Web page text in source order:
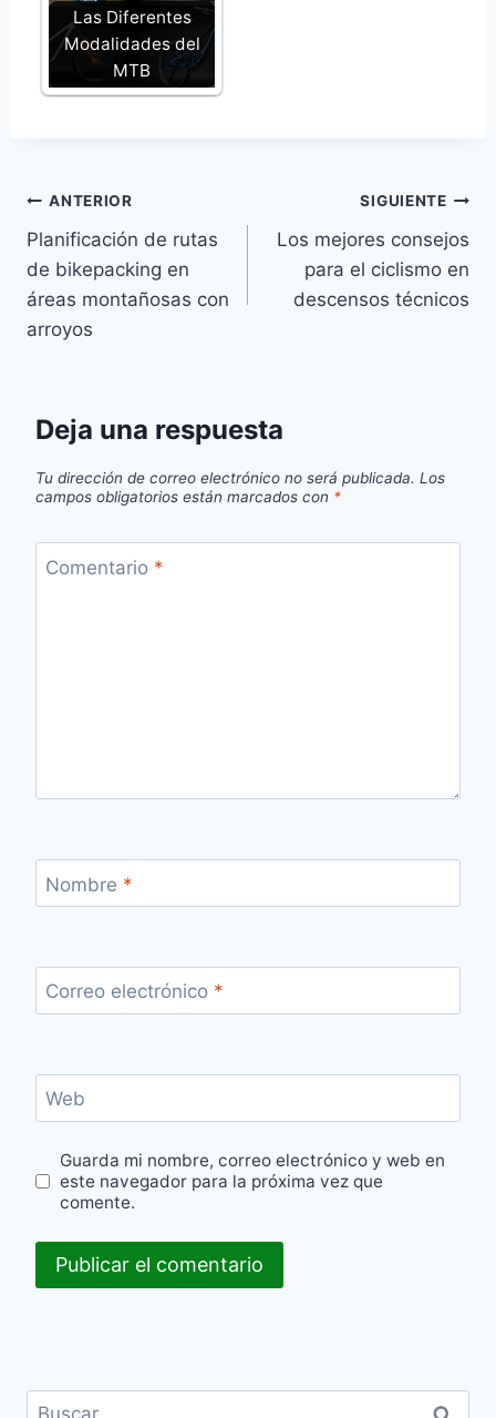
Las Diferentes
Modalidades del
MTB
Navegación
de
entradas
ANTERIOR
Planificación de rutas
de bikepacking en
áreas montañosas con
arroyos
SIGUIENTE
Los mejores consejos
para el ciclismo en
descensos técnicos
Deja una respuesta
Tu dirección de correo electrónico no será publicada. Los
campos obligatorios están marcados con *
Comentario *
Nombre *
Correo electrónico *
Web
Guarda mi nombre, correo electrónico y web en
este navegador para la próxima vez que
comente.
Buscar: